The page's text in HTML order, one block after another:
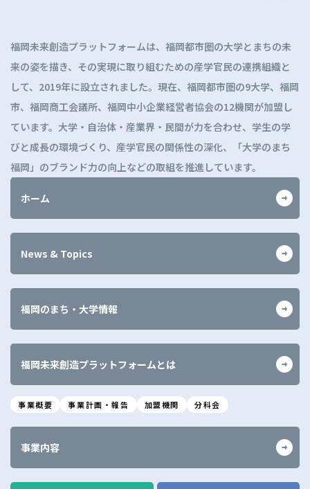
福岡未来創造プラットフォームは、福岡都市圏の大学とまちの未
来の姿を描き、その実現に取り組むための産学官民の連携組織と
して、2019年に設立されました。現在、福岡都市圏の9大学、福岡
市、福岡商工会議所、福岡中小企業経営者協会の12機関が加盟し
ています。大学・自治体・産業界・民間が力を合わせ、学生の学
びと成長の環境づくり、産学官民の関係性の深化、「大学のまち
福岡」のブランド力の向上などの取組を推進しています。
ホーム
News & Topics
福岡のまち・大学情報
福岡未来創造プラットフォームとは
事業概要 事業計画・報告 加盟機関 分科会
事業内容
に
戻
る